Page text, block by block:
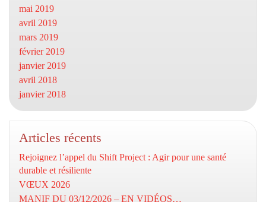
mai 2019
avril 2019
mars 2019
février 2019
janvier 2019
avril 2018
janvier 2018
Articles récents
Rejoignez l’appel du Shift Project : Agir pour une santé
durable et résiliente
VŒUX 2026
MANIF DU 03/12/2026 – EN VIDÉOS…